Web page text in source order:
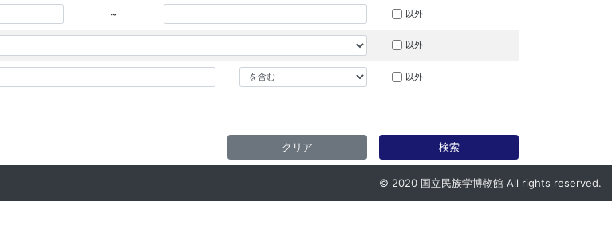
~ 以外
以外
以外
クリア 検索
© 2020 国立民族学博物館 All rights reserved.